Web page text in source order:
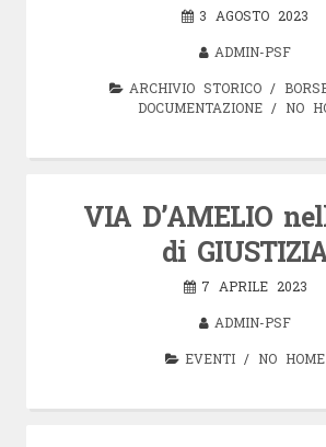
3 AGOSTO 2023
ADMIN-PSF
ARCHIVIO STORICO/
DOCUMENTAZIONE / NO
VIA D’AMELIO
di
7 APRILE 2023
ADMIN-PSF
EVENTI / NO HOME